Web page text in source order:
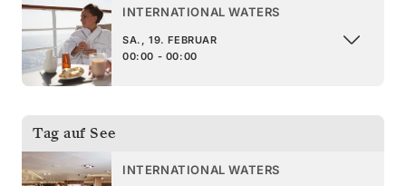
INTERNATIONAL WATERS
SA., 19. FEBRUAR
00:00 - 00:00
Tag auf See
INTERNATIONAL WATERS